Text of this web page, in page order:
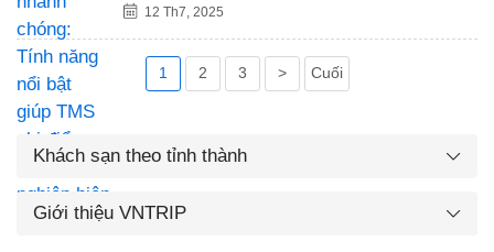
12 Th7, 2025
1 2 3 > Cuối
Khách sạn theo tỉnh thành
Giới thiệu VNTRIP